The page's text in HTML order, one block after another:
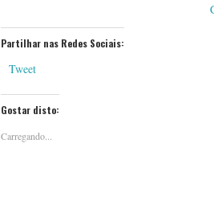
Partilhar nas Redes Sociais:
Tweet
Gostar disto:
Carregando...